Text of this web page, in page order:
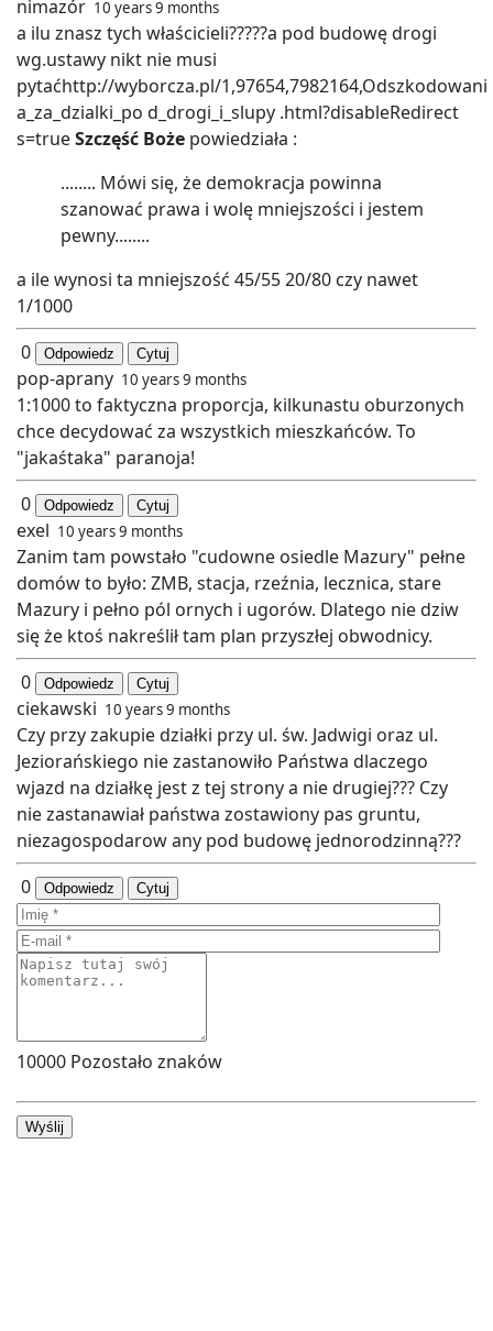
nimazór 10 years 9 months
a ilu znasz tych właścicieli?????a pod budowę drogi
wg.ustawy nikt nie musi
pytaćhttp://wyborcza.pl/1,97654,7982164,Odszkodowani
a_za_dzialki_po d_drogi_i_slupy .html?disableRedirect
s=trueSzczęść Boże powiedziała :
........ Mówi się, że demokracja powinna
szanować prawa i wolę mniejszości i jestem
pewny........
a ile wynosi ta mniejszość 45/55 20/80 czy nawet
1/1000
0
Odpowiedz Cytuj
pop-aprany 10 years 9 months
1:1000 to faktyczna proporcja, kilkunastu oburzonych
chce decydować za wszystkich mieszkańców. To
"jakaśtaka" paranoja!
0
Odpowiedz Cytuj
exel 10 years 9 months
Zanim tam powstało "cudowne osiedle Mazury" pełne
domów to było: ZMB, stacja, rzeźnia, lecznica, stare
Mazury i pełno pól ornych i ugorów. Dlatego nie dziw
się że ktoś nakreślił tam plan przyszłej obwodnicy.
0
Odpowiedz Cytuj
ciekawski 10 years 9 months
Czy przy zakupie działki przy ul. św. Jadwigi oraz ul.
Jeziorańskiego nie zastanowiło Państwa dlaczego
wjazd na działkę jest z tej strony a nie drugiej??? Czy
nie zastanawiał państwa zostawiony pas gruntu,
niezagospodarow any pod budowę jednorodzinną???
0
Odpowiedz Cytuj
10000 Pozostało znaków
Wyślij